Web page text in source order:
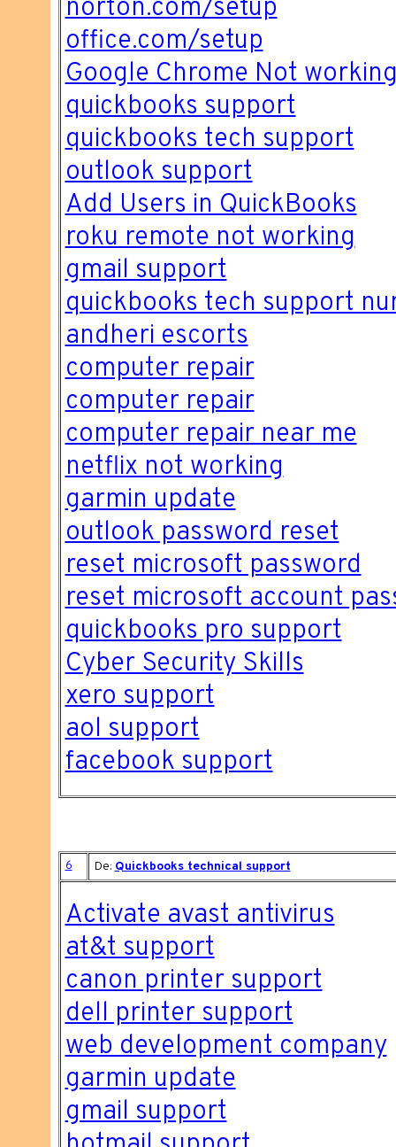
norton.com/setup
office.com/setup
Google Chrome Not
quickbooks support
quickbooks tech support
outlook support
Add Users in QuickBooks
roku remote not working
gmail support
quickbooks tech support
andheri escorts
computer repair
computer repair
computer repair near me
netflix not working
garmin update
outlook password reset
reset microsoft password
reset microsoft account
quickbooks pro support
Cyber Security Skills
xero support
aol support
facebook support
6 De: Quickbooks technical support
Activate avast antivirus
at&t support
canon printer support
dell printer support
web development company
garmin update
gmail support